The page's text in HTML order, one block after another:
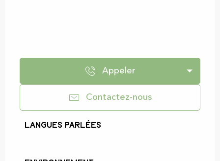
Appeler
Contactez-nous
Langues parlées
Langues parlées